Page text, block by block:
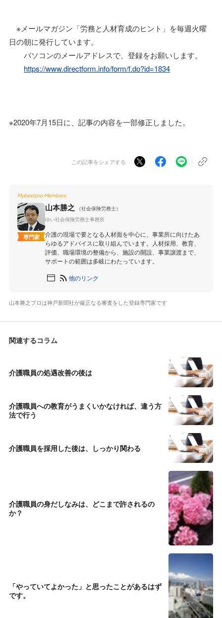
※メールマガジン「労務と人材育成のヒント」を毎週火曜
日の朝に発行しています。
パソコンのメールアドレスで、登録をお願いします。
https://www.directform.info/form/f.do?id=1834
※2020年7月15日に、記事の内容を一部修正しました。
この記事をシェアする
Mybestpro Members
専門家
山本勝之
（社会保険労務士）
ゆい社会保険労務士事務所
介護の現場で要となる人材面を中心に、事業所に向けたあ
らゆるアドバイスに取り組んでいます。人材採用、教育、
評価、職場環境の整備から、施設の開設、事業譲渡まで、
サポートの範囲は多岐にわたっています。
他のリンク
山本勝之プロは神戸新聞社が厳正なる審査をした登録専門家です
関連するコラム
介護職員の処遇改善の後は
介護職員への教育がうまくいかなければ、違う方
法で行う
介護職員を採用した後は、しっかり関わる
介護職員の身だしなみは、どこまで許されるの
か？
「やっていてよかった」と思ったことがあるはず
です。